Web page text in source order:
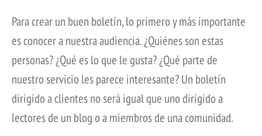
Para crear un buen boletín, lo primero y más importante
es conocer a nuestra audiencia. ¿Quiénes son estas
personas? ¿Qué es lo que le gusta? ¿Qué parte de
nuestro servicio les parece interesante? Un boletín
dirigido a clientes no será igual que uno dirigido a
lectores de un blog o a miembros de una comunidad.